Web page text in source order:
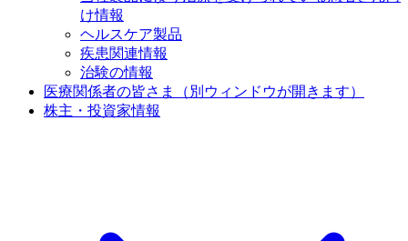
け情報
ヘルスケア製品
疾患関連情報
治験の情報
医療関係者の皆さま
（別ウィンドウが開きます）
株主・投資家情報